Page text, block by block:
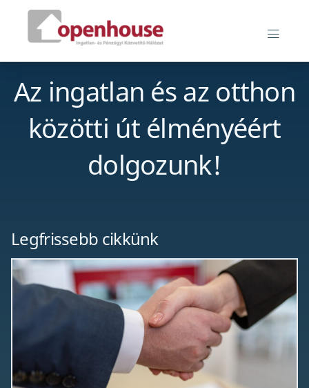
Skip
content
Openhouse blog
Az ingatlan és az otthon
közötti út élményéért
dolgozunk!
Legfrissebb cikkünk